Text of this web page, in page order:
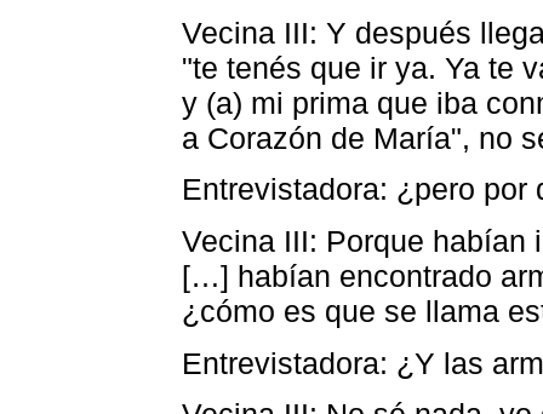
Vecina III: Y después
"te tenés que ir ya. Ya te
y (a) mi prima que iba
a Corazón de María", no
Entrevistadora: ¿pero
Vecina III: Porque habían
[…] habían encontrado
¿cómo es que se llama
Entrevistadora: ¿Y las